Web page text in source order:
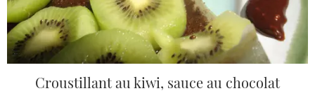
Croustillant au kiwi, sauce au chocolat